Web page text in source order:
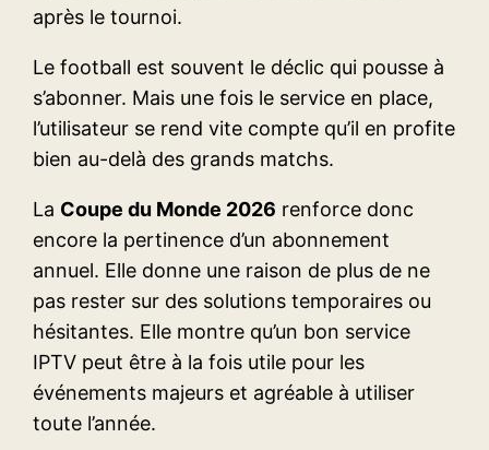
après le tournoi.
Le football est souvent le déclic qui pousse à
s’abonner. Mais une fois le service en place,
l’utilisateur se rend vite compte qu’il en profite
bien au-delà des grands matchs.
La Coupe du Monde 2026 renforce donc
encore la pertinence d’un abonnement
annuel. Elle donne une raison de plus de ne
pas rester sur des solutions temporaires ou
hésitantes. Elle montre qu’un bon service
IPTV peut être à la fois utile pour les
événements majeurs et agréable à utiliser
toute l’année.